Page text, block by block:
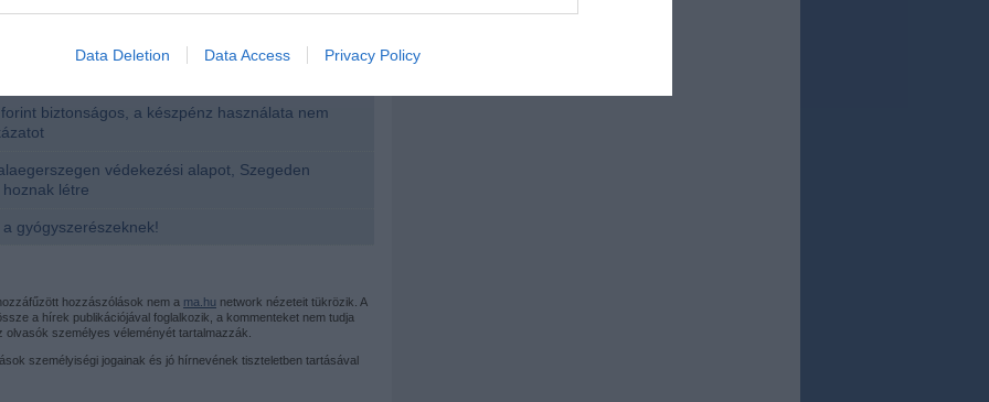
allow Google to enable storage related to functionality of the website
allow Google to enable storage related to security, including
Data Deletion Data Access Privacy Policy
biztonságos, a készpénz használata nem
védekezési alapot, Szegeden
létre
gyógyszerészeknek!
hozzászólások nem a ma.hu network nézeteit tükrözik. A
a hírek publikációjával foglalkozik, a kommenteket nem tudja
olvasók személyes véleményét tartalmazzák.
személyiségi jogainak és jó hírnevének tiszteletben tartásával